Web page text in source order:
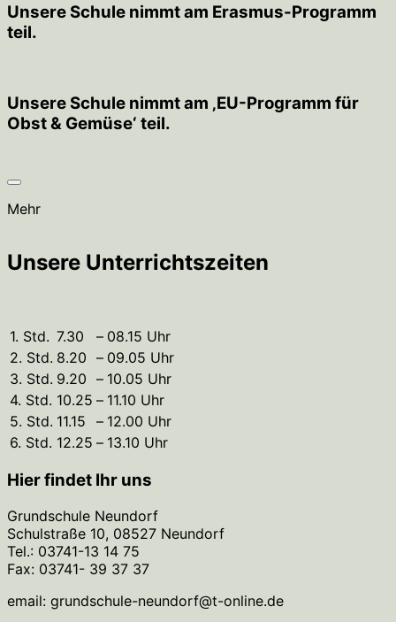
Unsere Schule nimmt am Erasmus-Programm
teil.
Unsere Schule nimmt am ‚EU-Programm für
Obst & Gemüse‘ teil.
Mehr
Unsere Unterrichtszeiten
1. Std. 7.30 – 08.15 Uhr
2. Std. 8.20 – 09.05 Uhr
3. Std. 9.20 – 10.05 Uhr
4. Std. 10.25 – 11.10 Uhr
5. Std. 11.15 – 12.00 Uhr
6. Std. 12.25 – 13.10 Uhr
Hier findet Ihr uns
Grundschule Neundorf
Schulstraße 10, 08527 Neundorf
Tel.: 03741-13 14 75
Fax: 03741- 39 37 37
email: grundschule-neundorf@t-online.de